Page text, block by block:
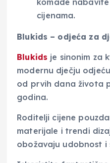
komade
cijenama.
Blukids – odjeća za
Blukids je sinonim za
modernu dječju
od prvih dana života
godina.
Roditelji cijene
materijale i trendi
obožavaju udobnost